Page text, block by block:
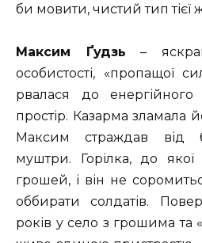
би мовити, чистий тип тієї
Максим Ґудзь –
особистості, «пропащої
рвалася до
простір. Казарма зламала
Максим страждав від
муштри. Горілка, до
грошей, і він не
оббирати солдатів.
років у село з грошима та